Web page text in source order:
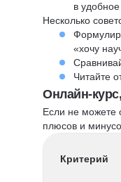
в
Несколько
«хочу
Читайте
Онлайн-
Если не можете
плюсов и
Критерий